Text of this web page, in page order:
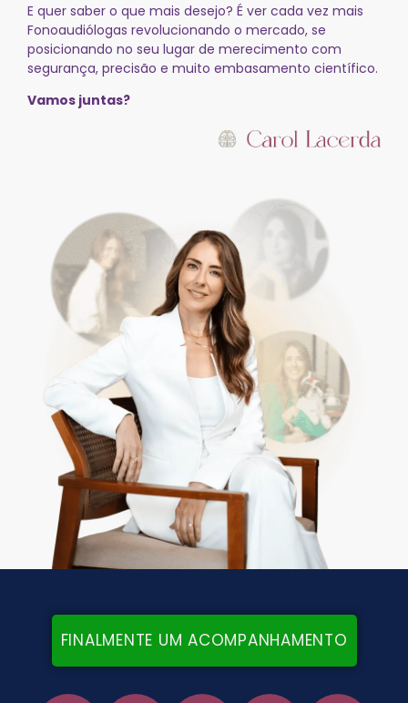
E quer saber o que mais desejo? É ver cada vez mais
Fonoaudiólogas revolucionando o mercado, se
posicionando no seu lugar de merecimento com
segurança, precisão e muito embasamento científico.
Vamos juntas?
FINALMENTE UM ACOMPANHAMENTO